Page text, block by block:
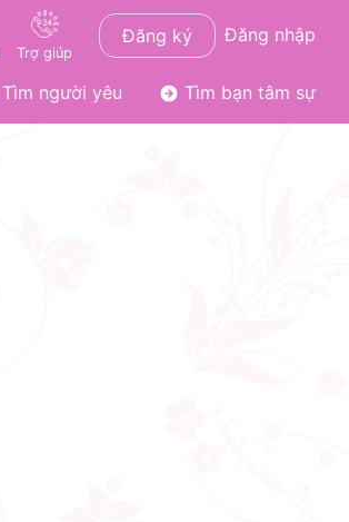
Trợ giúp
Đăng ký Đăng nhập
Tìm người yêu Tìm bạn tâm sự